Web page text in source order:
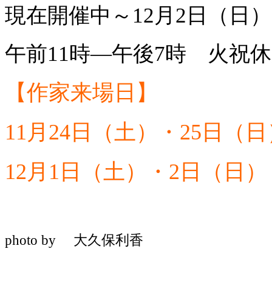
現在開催中～12月2日（日）
午前11時—午後7時 火祝
【作家来場日】
11月24日（土）・25日（
12月1日（土）・2日（日）
photo by 大久保利香